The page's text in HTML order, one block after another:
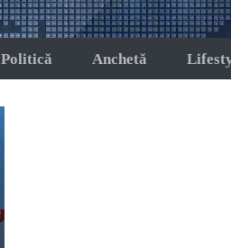
Politică Anchetă